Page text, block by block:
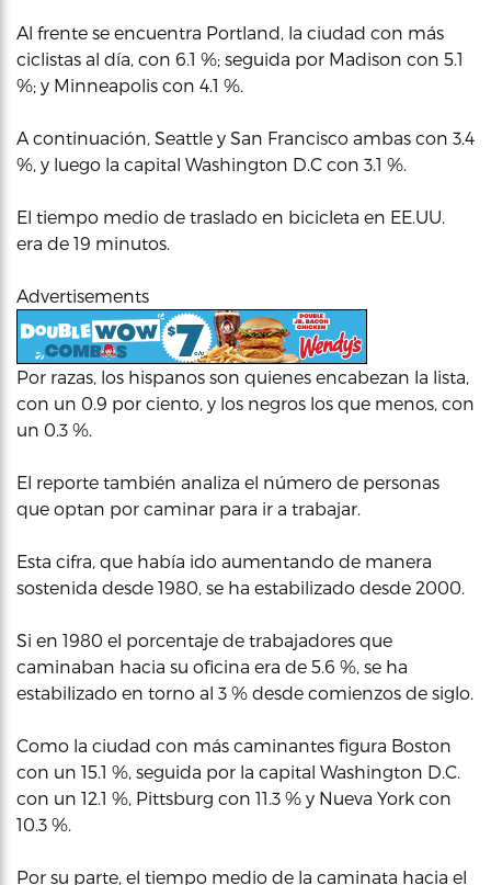
Al frente se encuentra Portland, la ciudad con más
ciclistas al día, con 6.1 %; seguida por Madison con 5.1
%; y Minneapolis con 4.1 %.
A continuación, Seattle y San Francisco ambas con 3.4
%, y luego la capital Washington D.C con 3.1 %.
El tiempo medio de traslado en bicicleta en EE.UU.
era de 19 minutos.
Advertisements
Por razas, los hispanos son quienes encabezan la lista,
con un 0.9 por ciento, y los negros los que menos, con
un 0.3 %.
El reporte también analiza el número de personas
que optan por caminar para ir a trabajar.
Esta cifra, que había ido aumentando de manera
sostenida desde 1980, se ha estabilizado desde 2000.
Si en 1980 el porcentaje de trabajadores que
caminaban hacia su oficina era de 5.6 %, se ha
estabilizado en torno al 3 % desde comienzos de siglo.
Como la ciudad con más caminantes figura Boston
con un 15.1 %, seguida por la capital Washington D.C.
con un 12.1 %, Pittsburg con 11.3 % y Nueva York con
10.3 %.
Por su parte, el tiempo medio de la caminata hacia el